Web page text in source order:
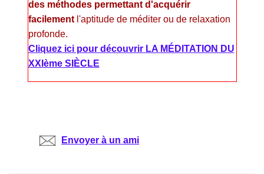
des méthodes permettant d'acquérir
facilementl'aptitude de méditer ou de relaxation
profonde.
Cliquez ici pour découvrir LA MÉDITATION DU
XXIème SIÈCLE
Envoyer à un ami